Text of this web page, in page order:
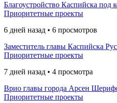
Благоустройство Каспийска под
Приоритетные проекты
6 дней назад • 6 просмотров
Заместитель главы Каспийска
Приоритетные проекты
7 дней назад • 4 просмотра
Врио главы города Арсен
Приоритетные проекты